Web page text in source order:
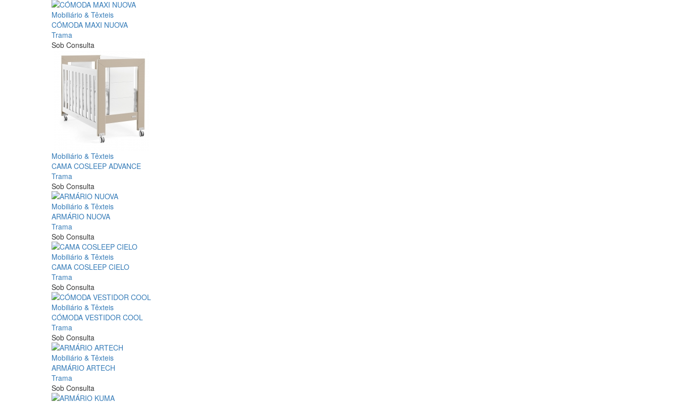
Mobiliário & Têxteis
CÓMODA MAXI NUOVA
Trama
Sob Consulta
Mobiliário & Têxteis
CAMA COSLEEP ADVANCE
Trama
Sob Consulta
Mobiliário & Têxteis
ARMÁRIO NUOVA
Trama
Sob Consulta
Mobiliário & Têxteis
CAMA COSLEEP CIELO
Trama
Sob Consulta
Mobiliário & Têxteis
CÓMODA VESTIDOR COOL
Trama
Sob Consulta
Mobiliário & Têxteis
ARMÁRIO ARTECH
Trama
Sob Consulta